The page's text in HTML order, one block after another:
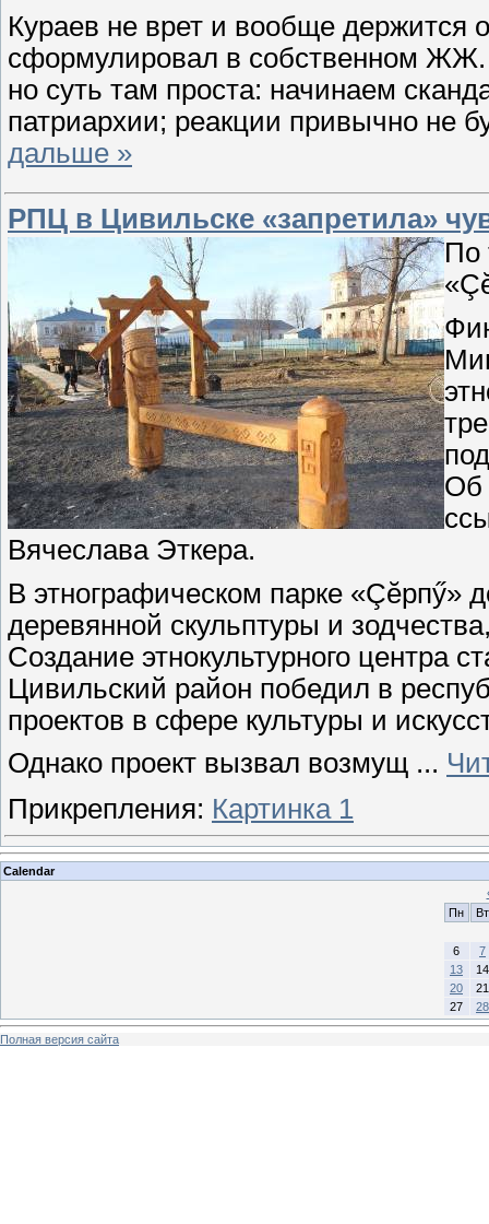
Кураев не врет и вообще держится
сформулировал в собственном ЖЖ.
но суть там проста: начинаем
патриархии; реакции привычно не
дальше »
РПЦ в Цивильске «запретила»
По
Об
Вячеслава Эткера.
В этнографическом парке «Çĕрпӳ»
деревянной скульптуры и
Создание этнокультурного центра
Цивильский район победил в
проектов в сфере культуры и
Однако проект вызвал возмущ ...
Прикрепления: Картинка 1
Calendar
Пн
Вт
6
7
13
14
20
21
27
28
Полная версия сайта